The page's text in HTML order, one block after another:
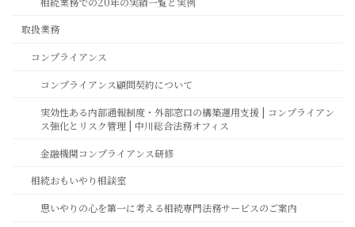
取扱業務
コンプライアンス
コンプライアンス顧問契約について
実効性ある内部通報制度・外部窓口の構築運用支援 | コンプライアン
ス強化とリスク管理 | 中川総合法務オフィス
金融機関コンプライアンス研修
相続おもいやり相談室
思いやりの心を第一に考える相続専門法務サービスのご案内